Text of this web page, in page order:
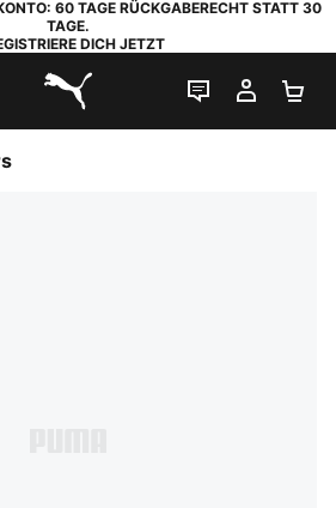
60 TAGE RÜCKGABERECHT STATT 30
TAGE.
DICH JETZT
PUMA.com
LIVE-CHAT
MEIN